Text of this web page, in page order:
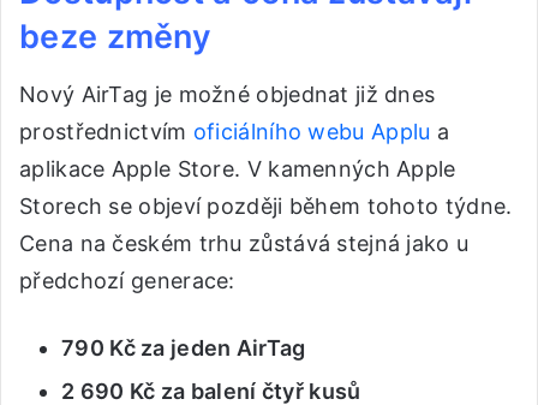
beze změny
Nový AirTag je možné objednat již dnes
prostřednictvím oficiálního webu Applu a
aplikace Apple Store. V kamenných Apple
Storech se objeví později během tohoto týdne.
Cena na českém trhu zůstává stejná jako u
předchozí generace:
790 Kč za jeden AirTag
2 690 Kč za balení čtyř kusů